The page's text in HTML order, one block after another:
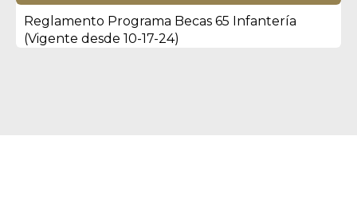
Reglamento Programa Becas 65 Infantería
(Vigente desde 10-17-24)